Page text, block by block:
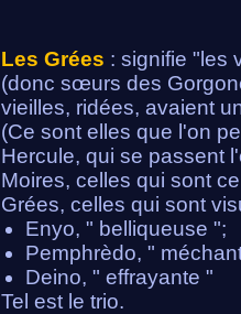
Les Grées : signifie "les
(donc sœurs des
vieilles, ridées, avaient
(Ce sont elles que l'on
Hercule, qui se passent
Moires, celles qui sont
Grées, celles qui sont
Enyo, " belliqueuse ";
Pemphrèdo, "
Deino, " effrayante "
Tel est le trio.